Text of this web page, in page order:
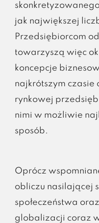
jak największej
Przedsiębiorcom
towarzyszą więc
koncepcje
najkrótszym czasie
rynkowej
nimi w możliwie
sposób.
Oprócz
obliczu nasilającej
społeczeństwa
globalizacji coraz